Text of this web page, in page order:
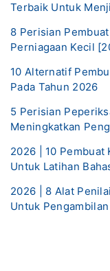
Terbaik Untuk
8 Perisian
Perniagaan Kecil
10 Alternatif
Pada Tahun 2026
5 Perisian
Meningkatkan
2026 | 10 Pembuat
Untuk Latihan
2026 | 8 Alat
Untuk